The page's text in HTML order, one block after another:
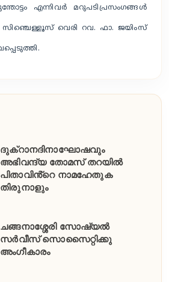
എന്നിവർ മറുപടിപ്രസംഗങ്ങൾ
വെരി റവ. ഫാ. ജയിംസ്
ദുക്റാനദിനാഘോഷവും
അഭിവന്ദ്യ തോമസ് തറയിൽ
പിതാവിൻ്റെ നാമഹേതുക
തിരുനാളും
ചങ്ങനാശ്ശേരി സോഷ്യൽ
സർവീസ് സൊസൈറ്റിക്കു
അംഗീകാരം